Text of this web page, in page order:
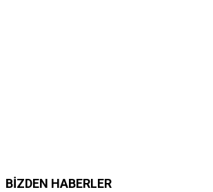
BIZDEN HABERLER